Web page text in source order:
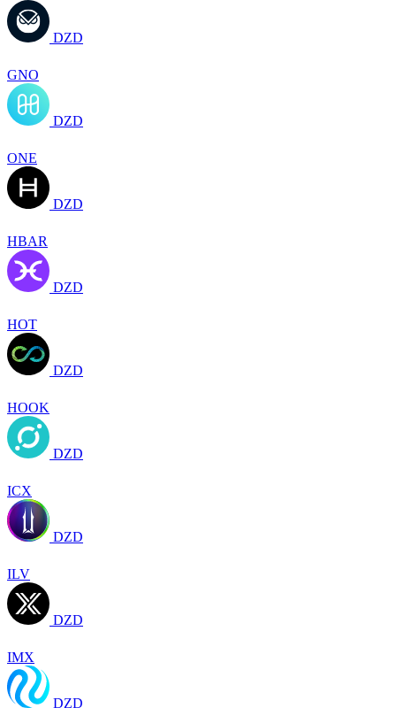
DZD
GNO
DZD
ONE
DZD
HBAR
DZD
HOT
DZD
HOOK
DZD
ICX
DZD
ILV
DZD
IMX
DZD